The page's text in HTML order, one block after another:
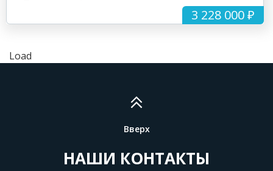
3 228 000 ₽
Load
Вверх
НАШИ КОНТАКТЫ